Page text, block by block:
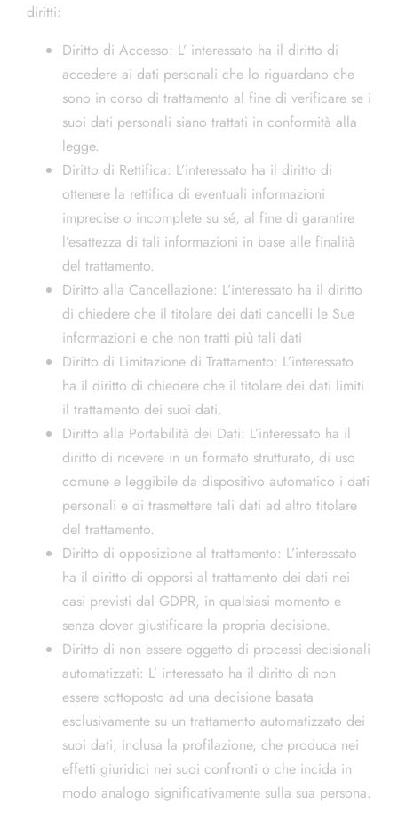
diritti:
Diritto di Accesso: L’ interessato ha il diritto di
accedere ai dati personali che lo riguardano che
sono in corso di trattamento al fine di verificare se i
suoi dati personali siano trattati in conformità alla
legge.
Diritto di Rettifica: L’interessato ha il diritto di
ottenere la rettifica di eventuali informazioni
imprecise o incomplete su sé, al fine di garantire
l’esattezza di tali informazioni in base alle finalità
del trattamento.
Diritto alla Cancellazione: L’interessato ha il diritto
di chiedere che il titolare dei dati cancelli le Sue
informazioni e che non tratti più tali dati
Diritto di Limitazione di Trattamento: L’interessato
ha il diritto di chiedere che il titolare dei dati limiti
il trattamento dei suoi dati.
Diritto alla Portabilità dei Dati: L’interessato ha il
diritto di ricevere in un formato strutturato, di uso
comune e leggibile da dispositivo automatico i dati
personali e di trasmettere tali dati ad altro titolare
del trattamento.
Diritto di opposizione al trattamento: L’interessato
ha il diritto di opporsi al trattamento dei dati nei
casi previsti dal GDPR, in qualsiasi momento e
senza dover giustificare la propria decisione.
Diritto di non essere oggetto di processi decisionali
automatizzati: L’ interessato ha il diritto di non
essere sottoposto ad una decisione basata
esclusivamente su un trattamento automatizzato dei
suoi dati, inclusa la profilazione, che produca nei
effetti giuridici nei suoi confronti o che incida in
modo analogo significativamente sulla sua persona.